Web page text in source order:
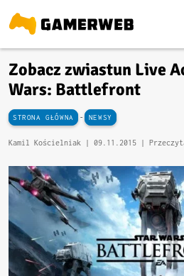
Zobacz zwiastun Live
Wars: Battlefront
STRONA GŁÓWNA - NEWSY
Kamil Kościelniak | 09.11.2015 |